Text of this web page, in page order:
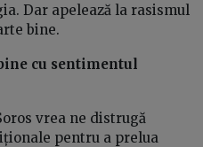
Dar apelează la rasismul
bine.
cu sentimentul
vrea ne distrugă
pentru a prelua